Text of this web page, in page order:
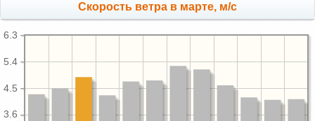
Скорость ветра в марте, м/с
3.6
4.5
5.4
6.3